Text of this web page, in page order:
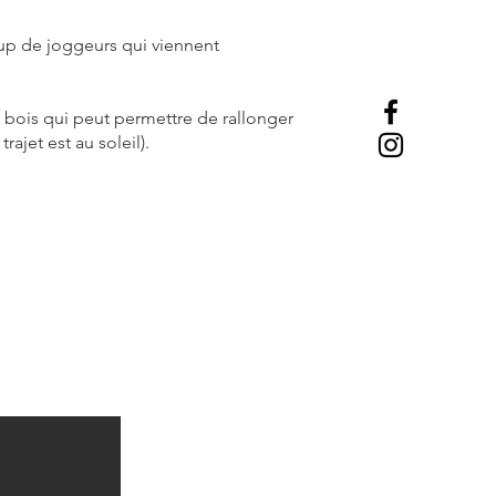
de joggeurs qui viennent
bois qui peut permettre de rallonger
est au soleil).